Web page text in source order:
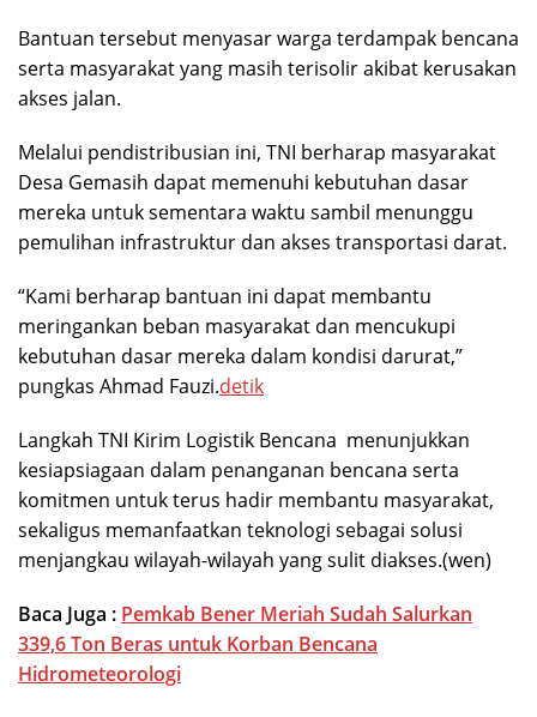
Bantuan tersebut menyasar warga terdampak bencana
serta masyarakat yang masih terisolir akibat kerusakan
akses jalan.
Melalui pendistribusian ini, TNI berharap masyarakat
Desa Gemasih dapat memenuhi kebutuhan dasar
mereka untuk sementara waktu sambil menunggu
pemulihan infrastruktur dan akses transportasi darat.
“Kami berharap bantuan ini dapat membantu
meringankan beban masyarakat dan mencukupi
kebutuhan dasar mereka dalam kondisi darurat,”
pungkas Ahmad Fauzi.detik
Langkah TNI Kirim Logistik Bencana menunjukkan
kesiapsiagaan dalam penanganan bencana serta
komitmen untuk terus hadir membantu masyarakat,
sekaligus memanfaatkan teknologi sebagai solusi
menjangkau wilayah-wilayah yang sulit diakses.(wen)
Baca Juga : Pemkab Bener Meriah Sudah Salurkan
339,6 Ton Beras untuk Korban Bencana
Hidrometeorologi